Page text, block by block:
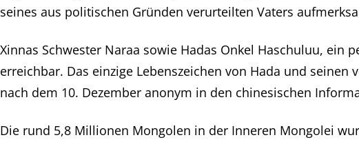
seines aus politischen Gründen verurteilten Vaters
Xinnas Schwester Naraa sowie Hadas Onkel Haschuluu,
erreichbar. Das einzige Lebenszeichen von Hada und
nach dem 10. Dezember anonym in den chinesischen
Die rund 5,8 Millionen Mongolen in der Inneren Mongolei